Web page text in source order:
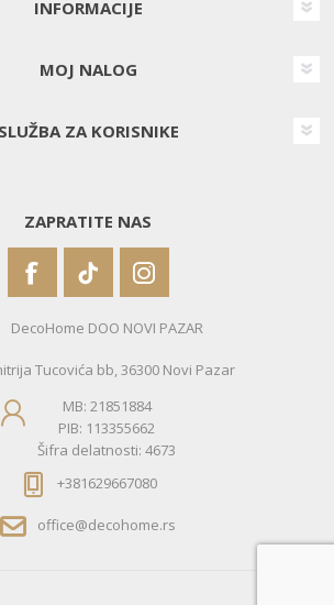
INFORMACIJE
MOJ NALOG
SLUŽBA ZA KORISNIKE
ZAPRATITE NAS
DecoHome DOO NOVI PAZAR
Tucovića bb, 36300 Novi Pazar
MB: 21851884
PIB: 113355662
Šifra delatnosti: 4673
+381629667080
office@decohome.rs